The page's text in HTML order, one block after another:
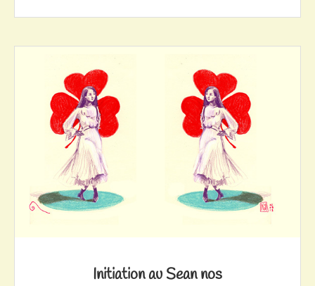
Initiation au Sean nos